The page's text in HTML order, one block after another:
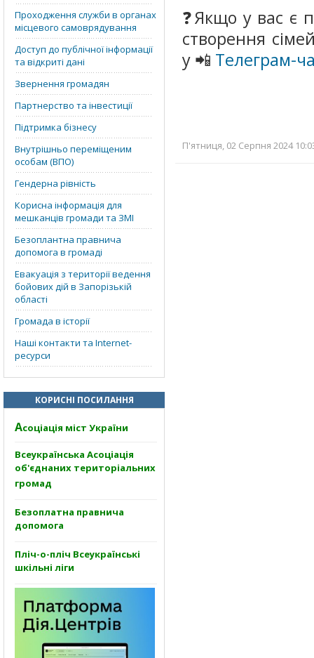
Проходження служби в органах
місцевого самоврядування
Доступ до публічної інформації
та відкриті дані
Звернення громадян
Партнерство та інвестиції
Підтримка бізнесу
Внутрішньо переміщеним
особам (ВПО)
Гендерна рівність
Корисна інформація для
мешканців громади та ЗМІ
Безоплантна правнича
допомога в громаді
Евакуація з території ведення
бойових дій в Запорізькій
області
Громада в історії
Наші контакти та Internet-
ресурси
КОРИСНІ ПОСИЛАННЯ
Асоціація міст України
Всеукраїнська Асоціація
об'єднаних територіальних
громад
Безоплатна правнича
допомога
Пліч-о-пліч Всеукраїнські
шкільні ліги
❓Якщо у вас є
створення
у 📲 Телеграм-
П'ятниця, 02 Серпня 2024